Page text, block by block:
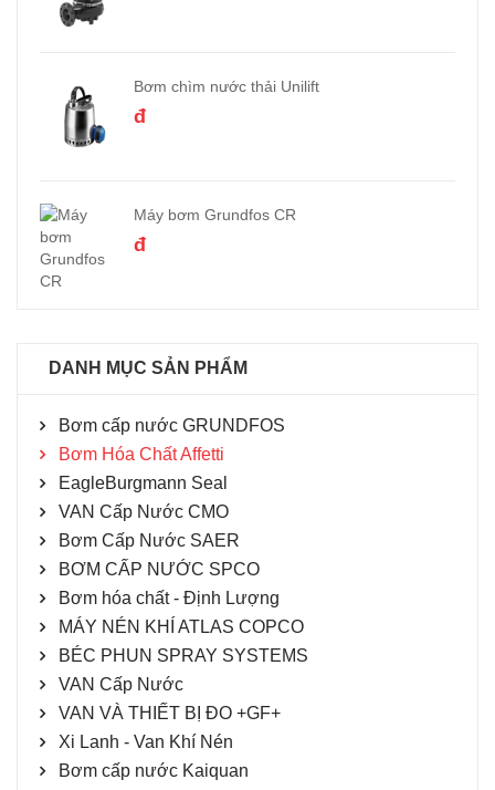
Bơm chìm nước thải Unilift
đ
Máy bơm Grundfos CR
đ
DANH MỤC SẢN PHẨM
Bơm cấp nước GRUNDFOS
Bơm Hóa Chất Affetti
EagleBurgmann Seal
VAN Cấp Nước CMO
Bơm Cấp Nước SAER
BƠM CẤP NƯỚC SPCO
Bơm hóa chất - Định Lượng
MÁY NÉN KHÍ ATLAS COPCO
BÉC PHUN SPRAY SYSTEMS
VAN Cấp Nước
VAN VÀ THIẾT BỊ ĐO +GF+
Xi Lanh - Van Khí Nén
Bơm cấp nước Kaiquan